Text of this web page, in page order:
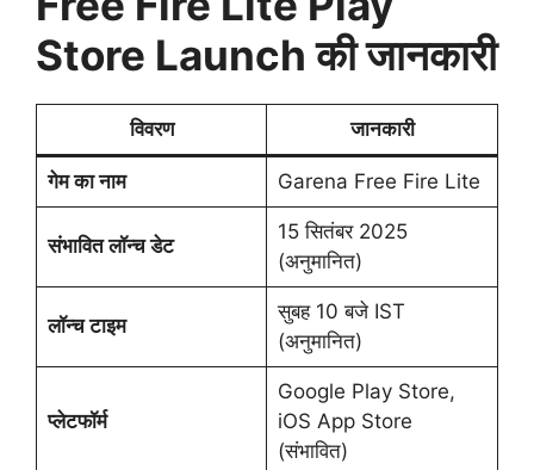
Store Launch की जानकारी
विवरण जानकारी
गेम का नाम Garena Free Fire Lite
संभावित लॉन्च डेट
15 सितंबर 2025
(अनुमानित)
लॉन्च टाइम
सुबह 10 बजे IST
(अनुमानित)
प्लेटफॉर्म
Google Play Store,
iOS App Store
(संभावित)